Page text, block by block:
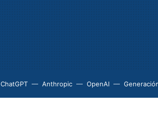
ChatGPT Anthropic OpenAI